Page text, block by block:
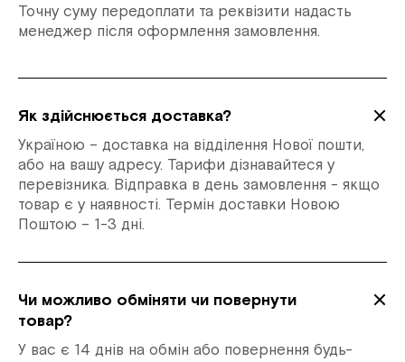
Точну суму передоплати та реквізити надасть
менеджер після оформлення замовлення.
Як здійснюється доставка?
Україною – доставка на відділення Нової пошти,
або на вашу адресу. Тарифи дізнавайтеся у
перевізника. Відправка в день замовлення - якщо
товар є у наявності. Термін доставки Новою
Поштою – 1-3 дні.
Чи можливо обміняти чи повернути
товар?
У вас є 14 днів на обмін або повернення будь-